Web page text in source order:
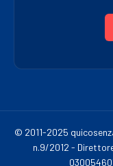
© 2011-2025
n.9/2012 -